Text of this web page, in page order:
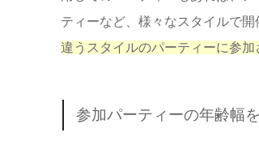
ティーなど、様々なスタイルで開
違うスタイルのパーティーに参
参加パーティーの年齢幅